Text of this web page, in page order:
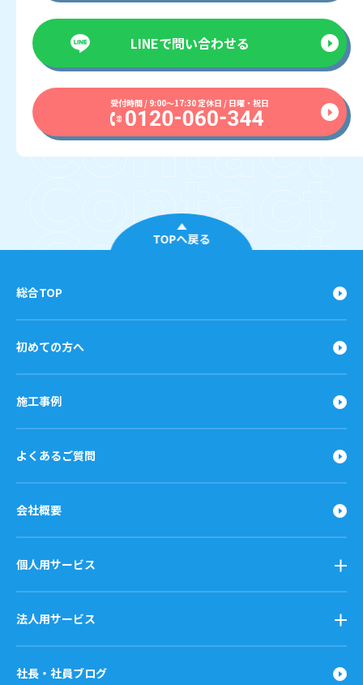
LINEで問い合わせる
受付時間 / 9:00〜17:30 定休日 / 日曜・祝日
TOPへ戻る
総合TOP
初めての方へ
施工事例
よくあるご質問
会社概要
個人用サービス
法人用サービス
社長・社員ブログ